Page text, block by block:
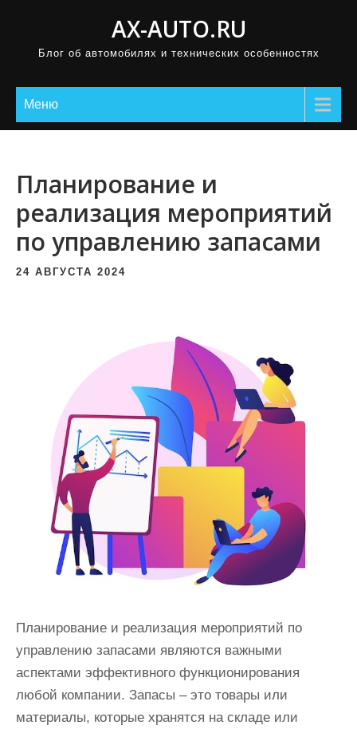
AX-AUTO.RU
Блог об автомобилях и технических особенностях
Меню
Планирование и
реализация мероприятий
по управлению запасами
24 АВГУСТА 2024
Планирование и реализация мероприятий по
управлению запасами являются важными
аспектами эффективного функционирования
любой компании. Запасы – это товары или
материалы, которые хранятся на складе или